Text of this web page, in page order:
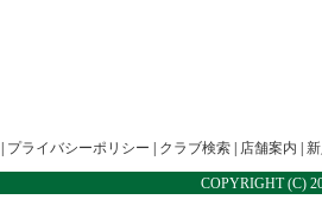
プライバシーポリシー クラブ検索| 店舗案内
COPYRIGHT (C)